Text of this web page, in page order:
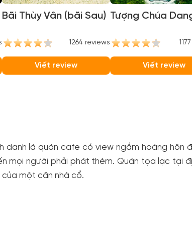
Bãi Thùy Vân (bãi Sau)
1264 reviews
Viết review
Tượng Chúa
Viết review
danh là quán cafe có view ngắm hoàng hôn
mọi người phải phát thèm. Quán tọa lạc tại
một căn nhà cổ.